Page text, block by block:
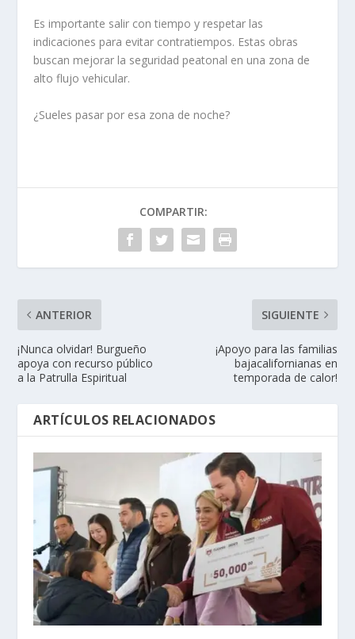
Es importante salir con tiempo y respetar las
indicaciones para evitar contratiempos. Estas obras
buscan mejorar la seguridad peatonal en una zona de
alto flujo vehicular.
¿Sueles pasar por esa zona de noche?
COMPARTIR:
ANTERIOR
¡Nunca olvidar! Burgueño
apoya con recurso público
a la Patrulla Espiritual
SIGUIENTE
¡Apoyo para las familias
bajacalifornianas en
temporada de calor!
ARTÍCULOS RELACIONADOS